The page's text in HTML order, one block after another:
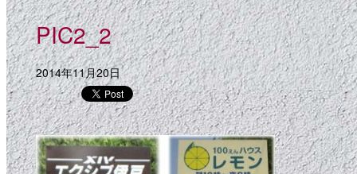
PIC2_2
2014年11月20日